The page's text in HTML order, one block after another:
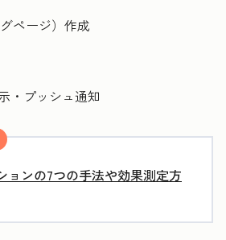
ページ）作成
・プッシュ通知
ョンの7つの手法や効果測定方